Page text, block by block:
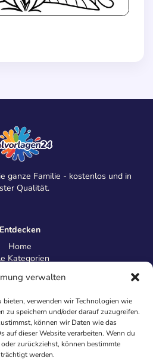
verwalten
bieten, verwenden wir Technologien wie
zu speichern und/oder darauf zuzugreifen.
können wir Daten wie das
auf dieser Website verarbeiten. Wenn du
zurückziehst, können bestimmte
werden.
ganze Familie - kostenlos und in
Qualität.
Entdecken
Home
Kategorien
Über uns
Kontakt
& Datenschutz